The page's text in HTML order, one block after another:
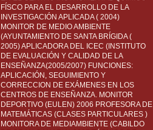
FÍSCO PARA EL DESARROLLO DE LA
INVESTIGACIÓN APLICADA ( 2004)
MONITOR DE MEDIO AMBIENTE
(AYUNTAMIENTO DE SANTA BRÍGIDA (
2005) APLICADORA DEL ICEC (INSTITUTO
DE EVALUACIÓN Y CALIDAD DE LA
ENSEÑANZA(2005/2007) FUNCIONES:
APLICACIÓN, SEGUIMIENTO Y
CORRECCION DE EXÁMENES EN LOS
CENTROS DE ENSEÑANZA. MONITOR
DEPORTIVO (EULEN) 2006 PROFESORA DE
MATEMÁTICAS (CLASES PARTICULARES )
MONITORA DE MEDIAMBIENTE (CABILDO